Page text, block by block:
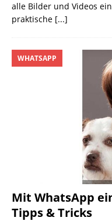
alle Bilder und Videos
praktische [...]
Mit WhatsApp
Tipps & Tricks
WHATSAPP